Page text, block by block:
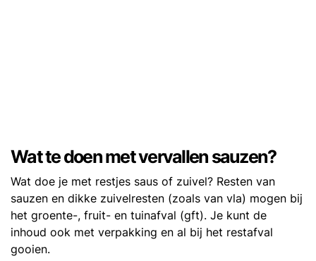
Wat te doen met vervallen sauzen?
Wat doe je met restjes saus of zuivel? Resten van
sauzen en dikke zuivelresten (zoals van vla) mogen bij
het groente-, fruit- en tuinafval (gft). Je kunt de
inhoud ook met verpakking en al bij het restafval
gooien.